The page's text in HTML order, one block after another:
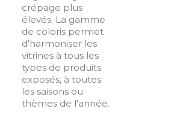
crépage plus
élevés. La gamme
de coloris permet
d'harmoniser les
vitrines à tous les
types de produits
exposés, à toutes
les saisons ou
thèmes de l'année.